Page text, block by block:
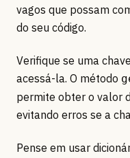
vagos que possam
do seu código.
Verifique se uma
acessá-la. O método
permite obter o valor
evitando erros se a
Pense em usar